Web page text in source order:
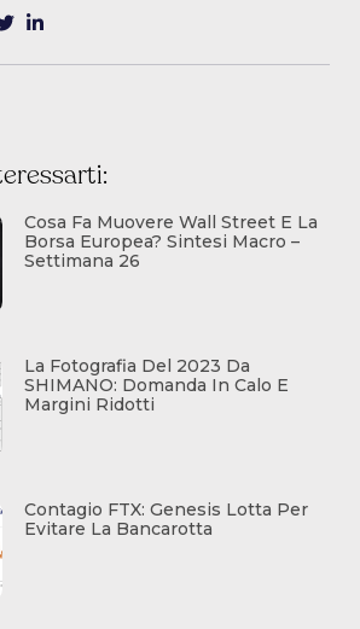
Cosa Fa Muovere Wall Street E La
Borsa Europea? Sintesi Macro –
Settimana 26
La Fotografia Del 2023 Da
SHIMANO: Domanda In Calo E
Margini Ridotti
Contagio FTX: Genesis Lotta Per
Evitare La Bancarotta